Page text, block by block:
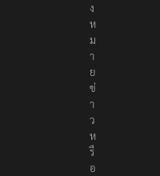
ง
ห
ม
า
ย
ข่
า
ว
ห
รื
อ